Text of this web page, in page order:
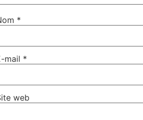
*
mail *
web